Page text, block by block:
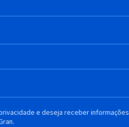
e deseja receber informações